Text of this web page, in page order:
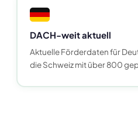
DACH-weit aktuell
Aktuelle Förderdaten für
die Schweiz mit über 800